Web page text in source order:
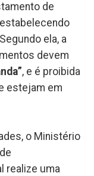
de
ela, a
devem
, e é proibida
estejam em
o Ministério
realize uma